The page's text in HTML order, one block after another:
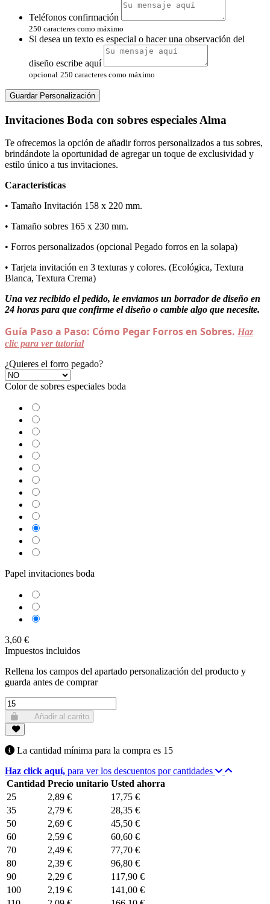
Teléfonos confirmación
250 caracteres como máximo
Si desea un texto es especial o hacer una observación del
diseño escribe aquí
opcional 250 caracteres como máximo
Guardar Personalización
Invitaciones Boda con sobres especiales Alma
Te ofrecemos la opción de añadir forros personalizados a tus sobres,
brindándote la oportunidad de agregar un toque de exclusividad y
estilo único a tus invitaciones.
Características
• Tamaño Invitación 158 x 220 mm.
• Tamaño sobres 165 x 230 mm.
• Forros personalizados (opcional Pegado forros en la solapa)
• Tarjeta invitación en 3 texturas y colores. (Ecológica, Textura
Blanca, Textura Crema)
Una vez recibido el pedido, le enviamos un borrador de diseño en
24 horas para que confirme el diseño o cambie algo que necesite.
Guía Paso a Paso: Cómo Pegar Forros en Sobres. Haz
clic para ver tutorial
¿Quieres el forro pegado?
Color de sobres especiales boda
Papel invitaciones boda
3,60 €
Impuestos incluidos
Rellena los campos del apartado personalización del producto y
guarda antes de comprar
Añadir al carrito
La cantidad mínima para la compra es 15
Haz click aquí, para ver los descuentos por cantidades
Cantidad Precio unitario Usted ahorra
25
2,89 €
17,75 €
35
2,79 €
28,35 €
50
2,69 €
45,50 €
60
2,59 €
60,60 €
70
2,49 €
77,70 €
80
2,39 €
96,80 €
90
2,29 €
117,90 €
100
2,19 €
141,00 €